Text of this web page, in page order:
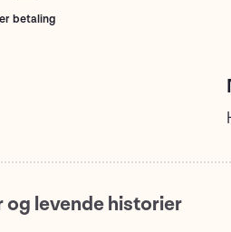
betaling
og levende historier